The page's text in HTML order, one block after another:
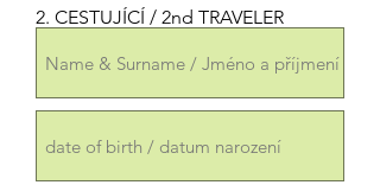
2. CESTUJÍCÍ / 2nd TRAVELER